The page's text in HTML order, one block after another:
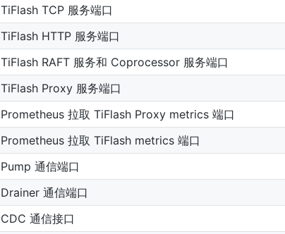
TiFlash TCP 服务端口
TiFlash HTTP 服务端口
TiFlash RAFT 服务和 Coprocessor 服务端口
TiFlash Proxy 服务端口
Prometheus 拉取 TiFlash Proxy metrics 端口
Prometheus 拉取 TiFlash metrics 端口
Pump 通信端口
Drainer 通信端口
CDC 通信接口